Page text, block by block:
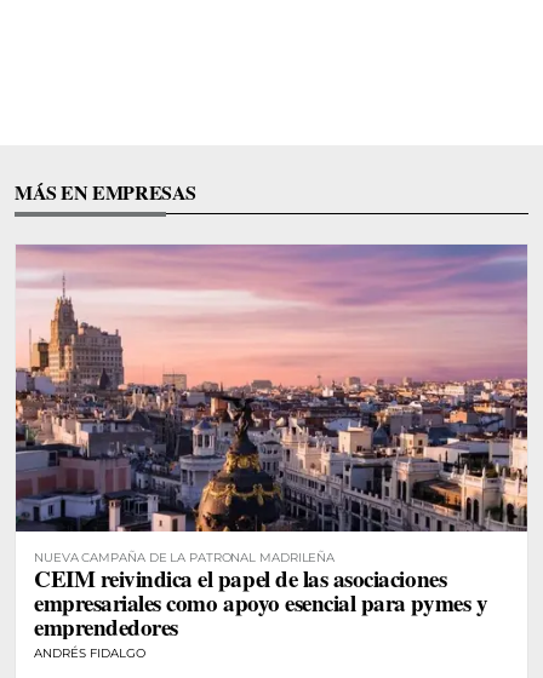
MÁS EN EMPRESAS
NUEVA CAMPAÑA DE LA PATRONAL MADRILEÑA
CEIM reivindica el papel de las asociaciones
empresariales como apoyo esencial para pymes y
emprendedores
ANDRÉS FIDALGO